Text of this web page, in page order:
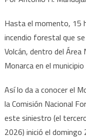
Hasta el momento, 15
incendio forestal que
Volcán, dentro del
Monarca en el
Así lo da a conocer el
la Comisión Nacional
este siniestro (el
2026) inició el